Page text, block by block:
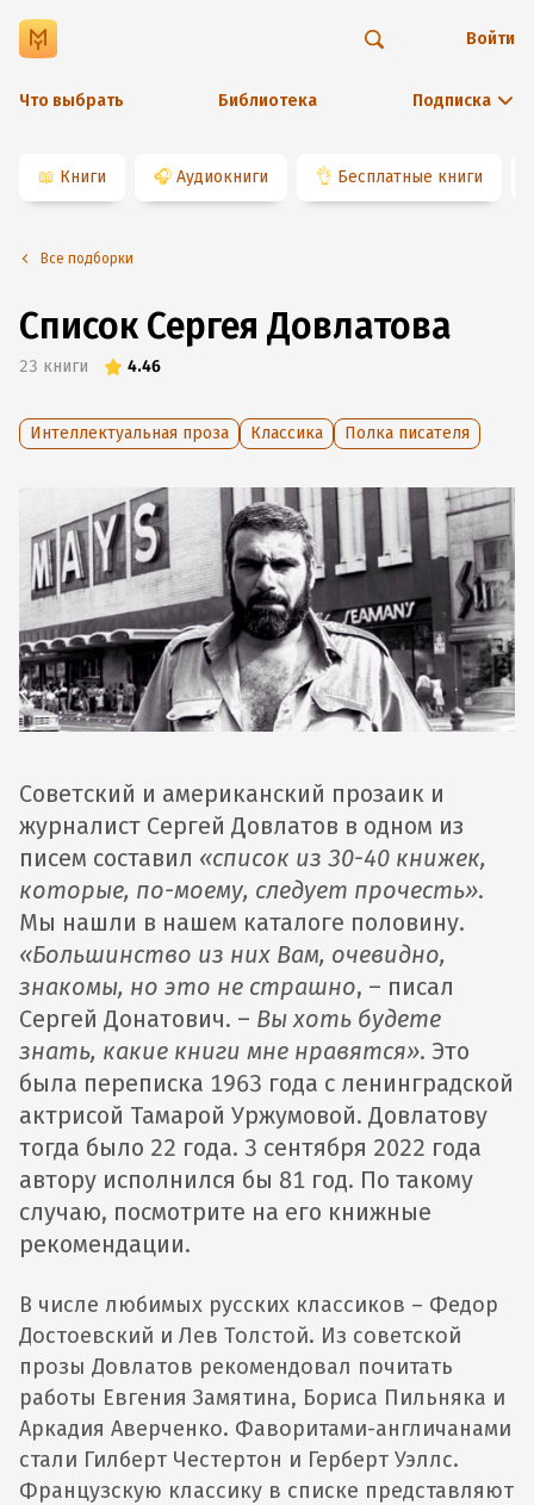
Что выбрать Библиотека Подписка
Войти
📖 Книги 🎧 Аудиокниги 👌 Бесплатные книги
Все подборки
Список Сергея Довлатова
23 книги 4.46
Интеллектуальная проза Классика Полка писателя
Советский и американский прозаик и
журналист Сергей Довлатов в одном из
писем составил «список из 30-40 книжек,
которые, по-моему, следует прочесть».
Мы нашли в нашем каталоге половину.
«Большинство из них Вам, очевидно,
знакомы, но это не страшно, – писал
Сергей Донатович. – Вы хоть будете
знать, какие книги мне нравятся». Это
была переписка 1963 года с ленинградской
актрисой Тамарой Уржумовой. Довлатову
тогда было 22 года. 3 сентября 2022 года
автору исполнился бы 81 год. По такому
случаю, посмотрите на его книжные
рекомендации.
В числе любимых русских классиков – Федор
Достоевский и Лев Толстой. Из советской
прозы Довлатов рекомендовал почитать
работы Евгения Замятина, Бориса Пильняка и
Аркадия Аверченко. Фаворитами-англичанами
стали Гилберт Честертон и Герберт Уэллс.
Французскую классику в списке представляют